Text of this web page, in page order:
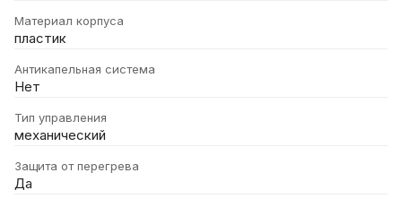
Материал корпуса
пластик
Антикапельная система
Нет
Тип управления
механический
Защита от перегрева
Да